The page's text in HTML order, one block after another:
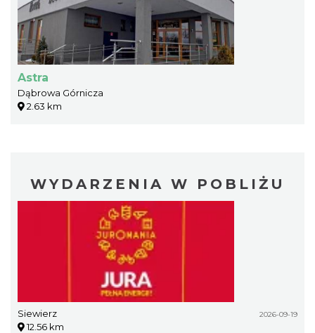
Astra
Dąbrowa Górnicza
2.63 km
WYDARZENIA W POBLIŻU
Siewierz 2026-09-19
12.56 km